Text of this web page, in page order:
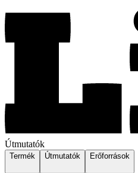
Útmutatók
Termék Útmutatók Erőforrások